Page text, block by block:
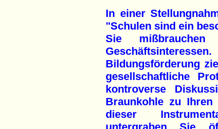
In einer
"Schulen sind ein
Sie
Bildungsförderung
gesellschaftliche
kontroverse
Braunkohle zu Ihren
dieser